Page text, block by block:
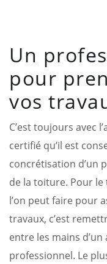
Un
pour
vos
C’est toujours avec
certifié qu’il est
concrétisation d’un
de la toiture. Pour
l’on peut faire pour
travaux, c’est
entre les mains
professionnel. Le